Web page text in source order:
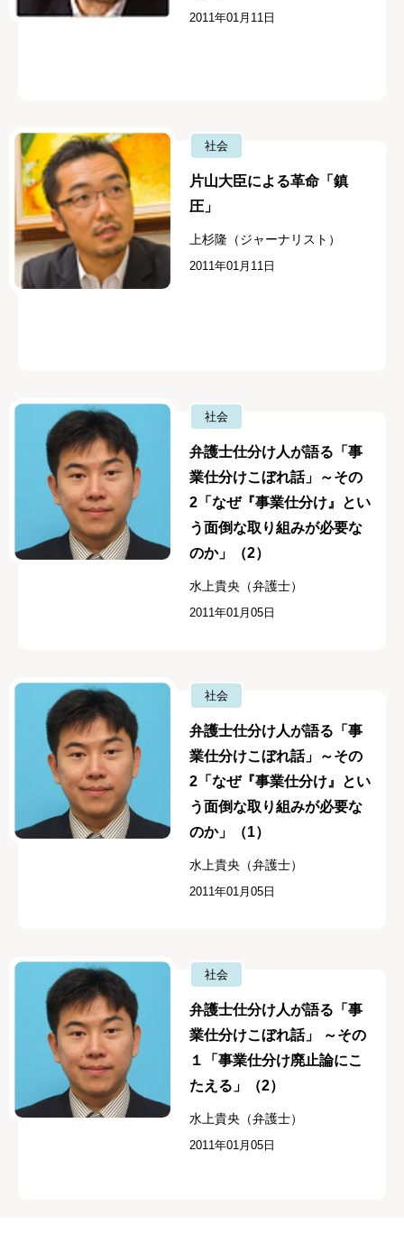
2011年01月11日
社会
片山大臣による革命「鎮
圧」
上杉隆（ジャーナリスト）
2011年01月11日
社会
弁護士仕分け人が語る「事
業仕分けこぼれ話」～その
2「なぜ『事業仕分け』とい
う面倒な取り組みが必要な
のか」（2）
水上貴央（弁護士）
2011年01月05日
社会
弁護士仕分け人が語る「事
業仕分けこぼれ話」～その
2「なぜ『事業仕分け』とい
う面倒な取り組みが必要な
のか」（1）
水上貴央（弁護士）
2011年01月05日
社会
弁護士仕分け人が語る「事
業仕分けこぼれ話」 ～その
１「事業仕分け廃止論にこ
たえる」（2）
水上貴央（弁護士）
2011年01月05日